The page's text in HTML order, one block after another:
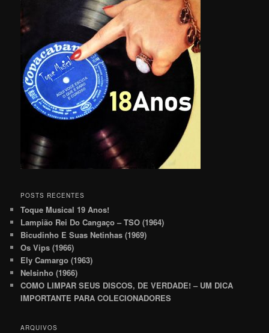
POSTS RECENTES
Toque Musical 19 Anos!
Lampião Rei Do Cangaço – TSO (1964)
Bicudinho E Suas Netinhas (1969)
Os Vips (1966)
Ely Camargo (1963)
Nelsinho (1966)
COMO LIMPAR SEUS DISCOS, DE VERDADE! – UM DICA
IMPORTANTE PARA COLECIONADORES
ARQUIVOS